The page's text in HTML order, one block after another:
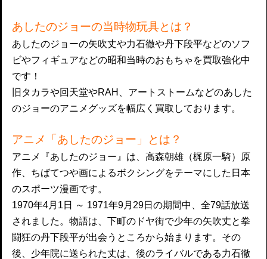
あしたのジョーの当時物玩具とは？
あしたのジョーの矢吹丈や力石徹や丹下段平などのソフ
ビやフィギュアなどの昭和当時のおもちゃを買取強化中
です！
旧タカラや回天堂やRAH、アートストームなどのあした
のジョーのアニメグッズを幅広く買取しております。
アニメ「あしたのジョー」とは？
アニメ『あしたのジョー』は、高森朝雄（梶原一騎）原
作、ちばてつや画によるボクシングをテーマにした日本
のスポーツ漫画です。
1970年4月1日 ～ 1971年9月29日の期間中、全79話放送
されました。物語は、下町のドヤ街で少年の矢吹丈と拳
闘狂の丹下段平が出会うところから始まります。その
後、少年院に送られた丈は、後のライバルである力石徹